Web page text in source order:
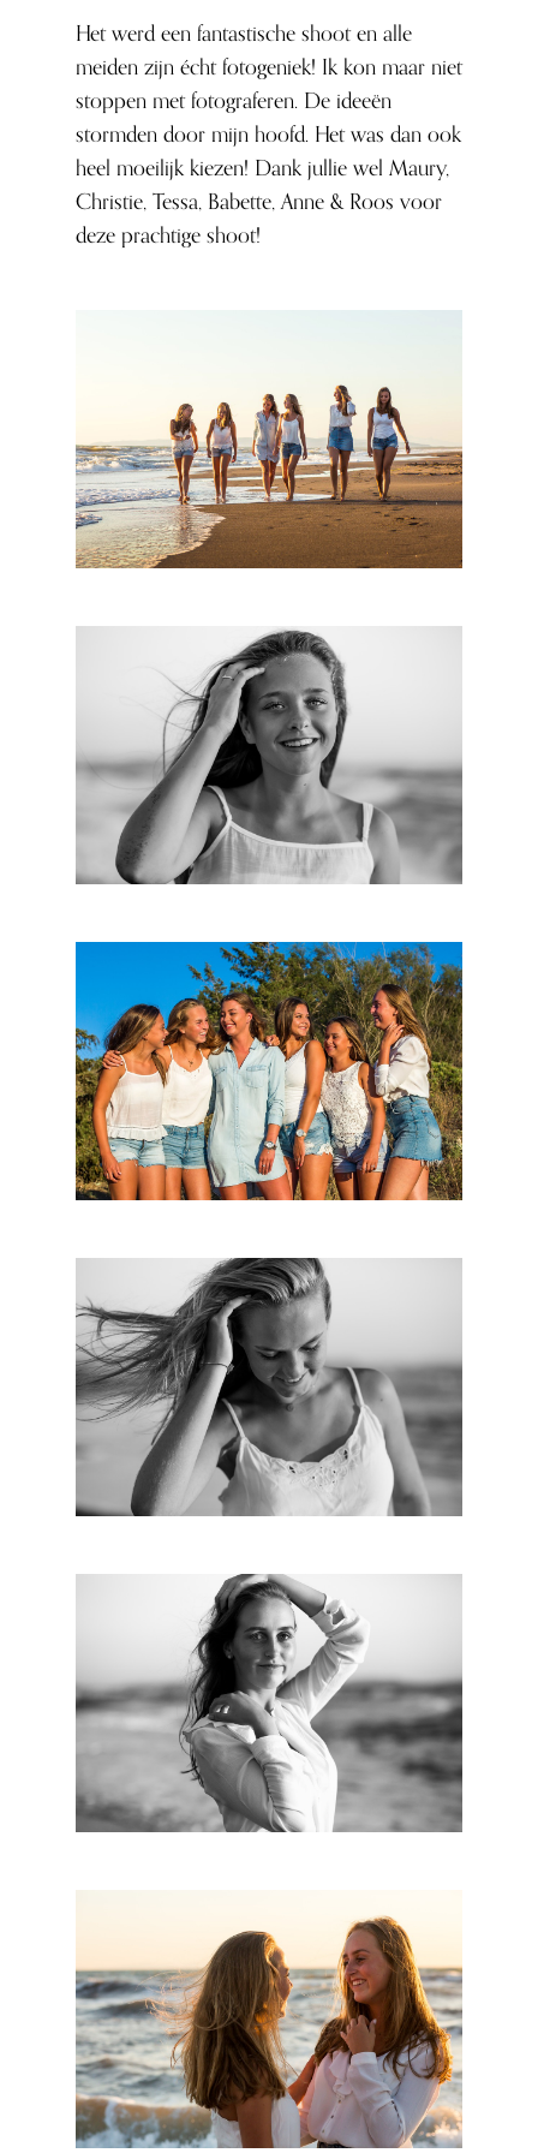
Het werd een fantastische shoot en alle
meiden zijn écht fotogeniek! Ik kon maar niet
stoppen met fotograferen. De ideeën
stormden door mijn hoofd. Het was dan ook
heel moeilijk kiezen! Dank jullie wel Maury,
Christie, Tessa, Babette, Anne & Roos voor
deze prachtige shoot!